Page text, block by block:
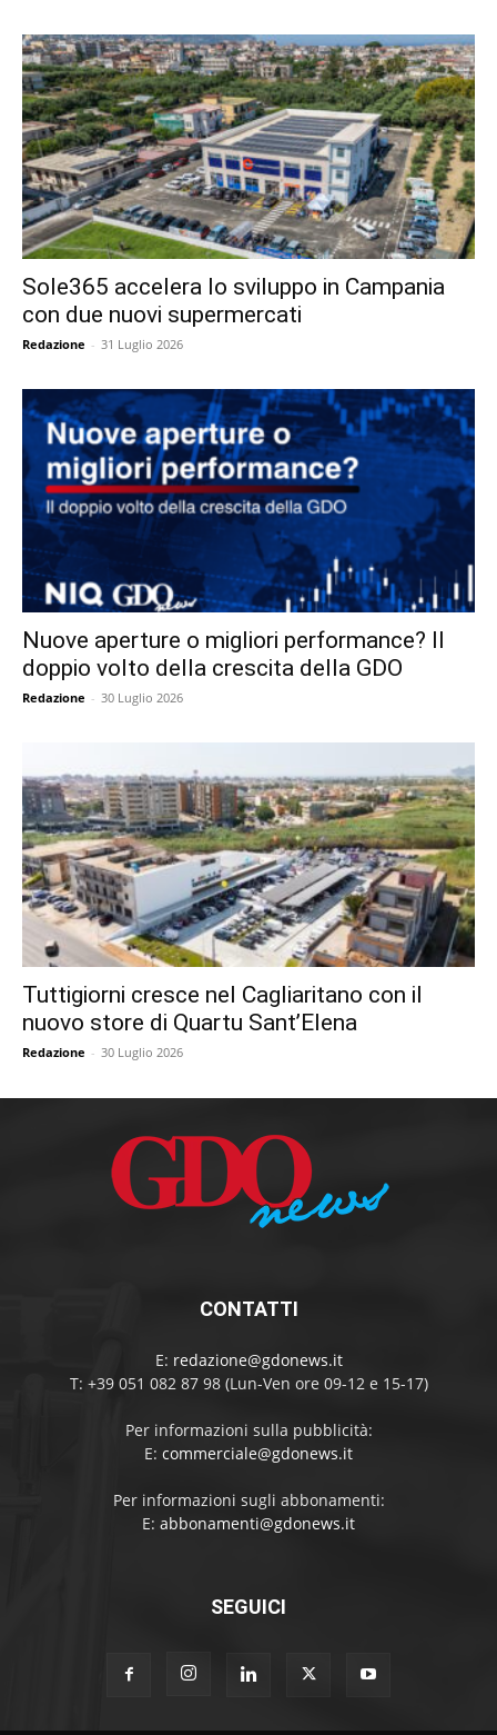
Sole365 accelera lo sviluppo in Campania
con due nuovi supermercati
Redazione - 31 Luglio 2026
Nuove aperture o migliori performance? Il
doppio volto della crescita della GDO
Redazione - 30 Luglio 2026
Tuttigiorni cresce nel Cagliaritano con il
nuovo store di Quartu Sant’Elena
Redazione - 30 Luglio 2026
CONTATTI
E: redazione@gdonews.it
T: +39 051 082 87 98 (Lun-Ven ore 09-12 e 15-17)
Per informazioni sulla pubblicità:
E: commerciale@gdonews.it
Per informazioni sugli abbonamenti:
E: abbonamenti@gdonews.it
SEGUICI